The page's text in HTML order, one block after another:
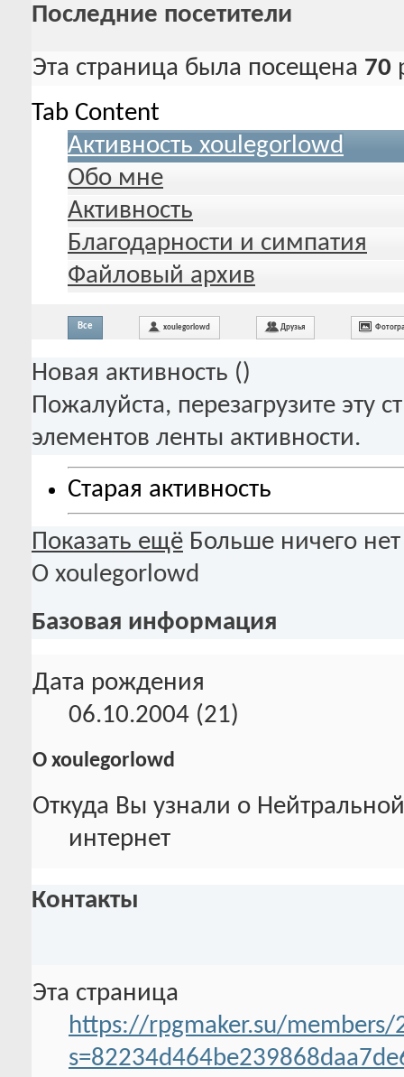
Последние посетители
Эта страница была посещена 70
Tab Content
Активность xoulegorlowd
Обо мне
Активность
Благодарности и симпатия
Файловый архив
Все xoulegorlowd Друзья
Новая активность ()
Пожалуйста, перезагрузите эту
элементов ленты активности.
Старая активность
Показать ещё Больше ничего нет
О xoulegorlowd
Базовая информация
Дата рождения
06.10.2004 (21)
О xoulegorlowd
Откуда Вы узнали о
интернет
Контакты
Эта страница
https://rpgmaker.su/